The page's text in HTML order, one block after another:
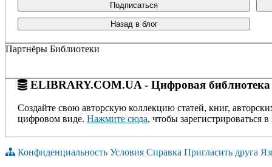
Подписаться
Назад в блог
Партнёры Библиотеки
ELIBRARY.COM.UA - Цифровая библиотека
Создайте свою авторскую коллекцию статей, книг,
цифровом виде. Нажмите сюда, чтобы зарегистрироваться в
Конфиденциальность Условия Справка Пригласить друга